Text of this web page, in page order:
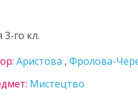
3-го кл.
Аристова , Фролова-
Мистецтво